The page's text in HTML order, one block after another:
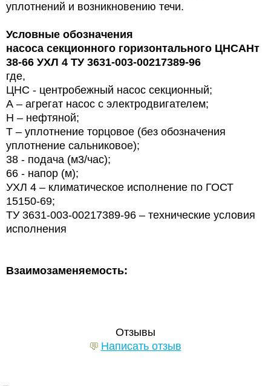
уплотнений и возникновению течи.
Условные обозначения
насоса секционного горизонтального ЦНСАНт
38-66 УХЛ 4 ТУ 3631-003-00217389-96
где,
ЦНС - центробежный насос секционный;
А – агрегат насос с электродвигателем;
Н – нефтяной;
Т – уплотнение торцовое (без обозначения
уплотнение сальниковое);
38 - подача (м3/час);
66 - напор (м);
УХЛ 4 – климатическое исполнение по ГОСТ
15150-69;
ТУ 3631-003-00217389-96 – технические условия
исполнения
Взаимозаменяемость:
Отзывы
Написать отзыв